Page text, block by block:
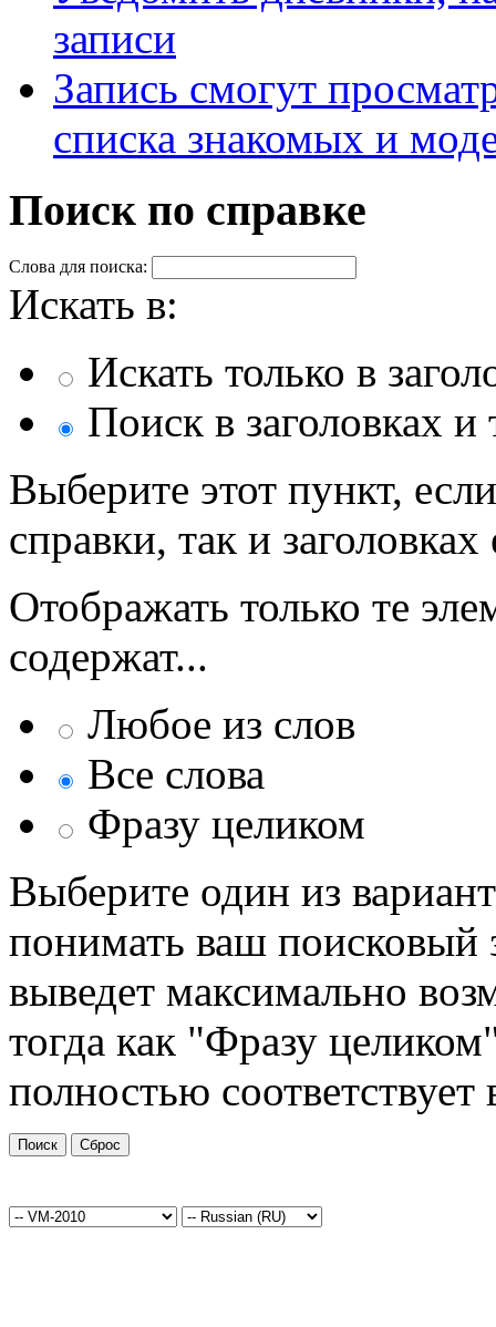
записи
Запись смогут
списка знакомых и
Поиск по справке
Слова для поиска:
Искать в:
Искать только в
Поиск в заголовках и
Выберите этот пункт,
справки, так и
Отображать только те
содержат...
Любое из слов
Все слова
Фразу целиком
Выберите один из
понимать ваш поисковый
выведет максимально
тогда как "Фразу
полностью